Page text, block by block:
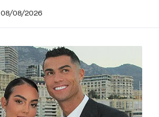
08/08/2026